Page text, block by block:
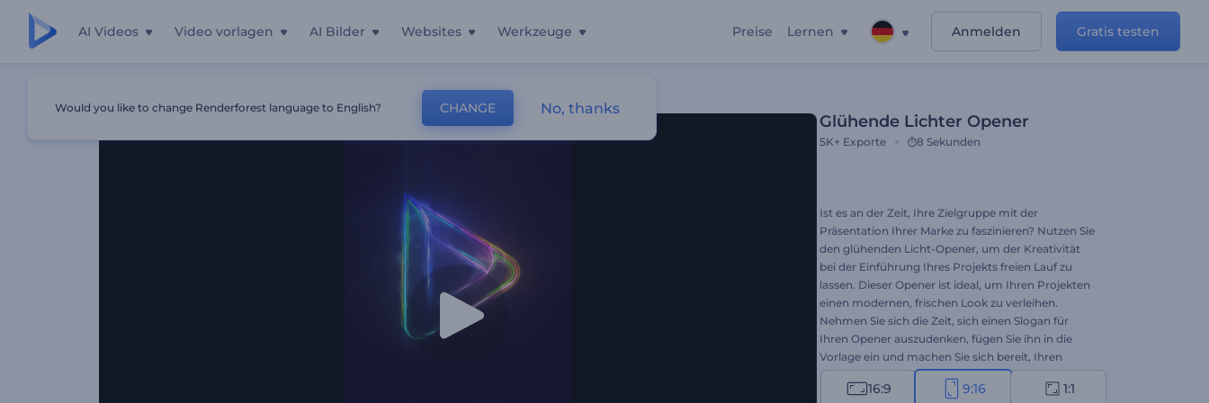
AI Videos Video vorlagen AI Bilder Websites Werkzeuge Preise Lernen Anmelden Gratis testen
Glühende Lichter Opener
5K+ Exporte 8 Sekunden
Ist es an der Zeit, Ihre Zielgruppe mit der
Präsentation Ihrer Marke zu faszinieren? Nutzen Sie
den glühenden Licht-Opener, um der Kreativität
bei der Einführung Ihres Projekts freien Lauf zu
lassen. Dieser Opener ist ideal, um Ihren Projekten
einen modernen, frischen Look zu verleihen.
Nehmen Sie sich die Zeit, sich einen Slogan für
Ihren Opener auszudenken, fügen Sie ihn in die
Vorlage ein und machen Sie sich bereit, Ihren
beeindruckenden Video-Opener zu erstellen.
Perfekt geeignet für TV-Werbespots,
16:9 9:16 1:1
Would you like to change Renderforest language to English? CHANGE No, thanks